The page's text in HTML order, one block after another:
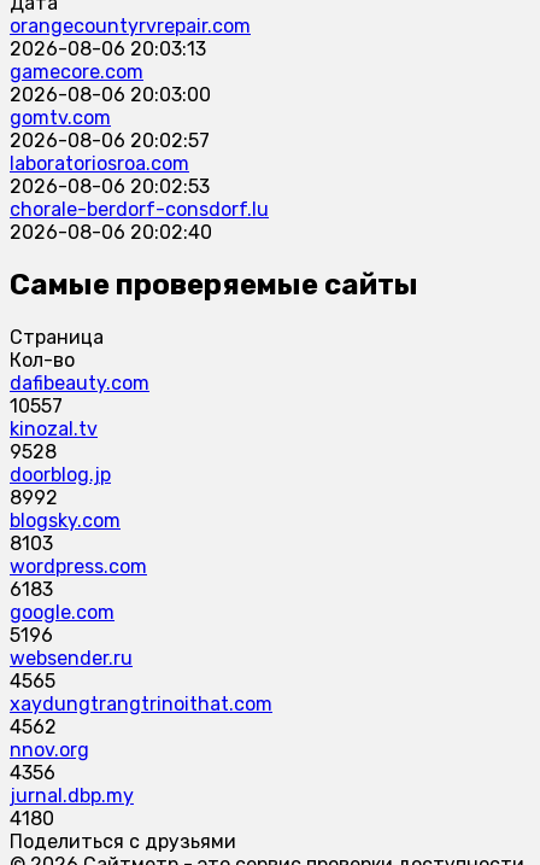
orangecountyrvrepair.com
2026-08-06 20:03:13
gamecore.com
2026-08-06 20:03:00
gomtv.com
2026-08-06 20:02:57
laboratoriosroa.com
2026-08-06 20:02:53
chorale-berdorf-consdorf.lu
2026-08-06 20:02:40
Самые проверяемые сайты
Страница
Кол-во
dafibeauty.com
10557
kinozal.tv
9528
doorblog.jp
8992
blogsky.com
8103
wordpress.com
6183
google.com
5196
websender.ru
4565
xaydungtrangtrinoithat.com
4562
nnov.org
4356
jurnal.dbp.my
4180
Поделиться с друзьями